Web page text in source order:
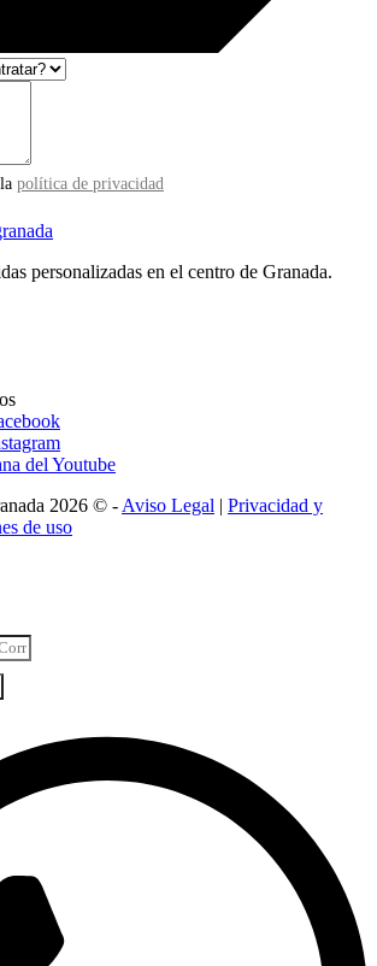
política de privacidad
personalizadas en el centro de Granada.
del Youtube
2026 © - Aviso Legal | Privacidad y
de uso